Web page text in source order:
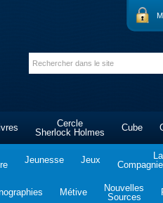
Cercle
Sherlock Holmes
Cube
Jeunesse Jeux
La
Métive
Nouvelles
Sources